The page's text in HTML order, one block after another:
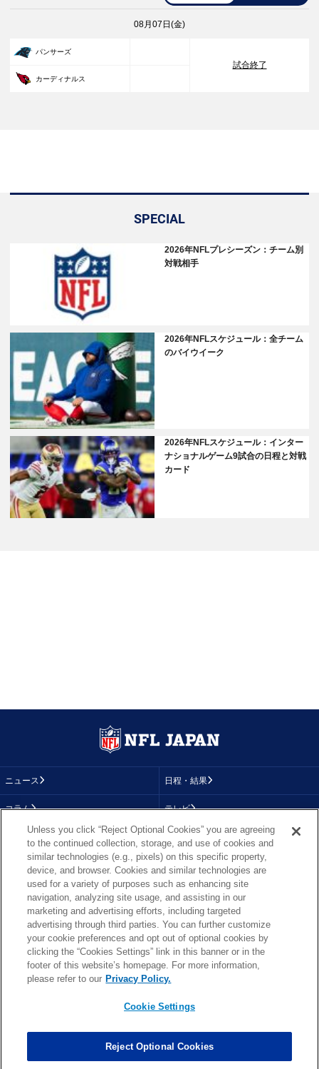
08月07日(金)
パンサーズ
試合終了
カーディナルス
SPECIAL
2026年NFLプレシーズン：チーム別
対戦相手
2026年NFLスケジュール：全チーム
のバイウイーク
2026年NFLスケジュール：インター
ナショナルゲーム9試合の日程と対戦
カード
ニュース 日程・結果
コラム テレビ
画像
順位表
About NFL
More NFL 特集
TOP お問い合わせ FAQ
PHOTO BY AP Images / PHOTO BY Getty Images
Unless you click “Reject Optional Cookies” you are agreeing
to the continued collection, storage, and use of cookies and
similar technologies (e.g., pixels) on this specific property,
device, and browser. Cookies and similar technologies are
used for a variety of purposes such as enhancing site
navigation, analyzing site usage, and assisting in our
marketing and advertising efforts, including targeted
advertising through third parties. You can further customize
your cookie preferences and opt out of optional cookies by
clicking the “Cookies Settings” link in this banner or in the
footer of this website’s homepage. For more information,
please refer to our Privacy Policy.
Cookie Settings
Reject Optional Cookies